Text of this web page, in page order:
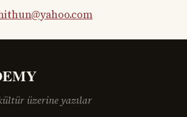
üzerine yazılar